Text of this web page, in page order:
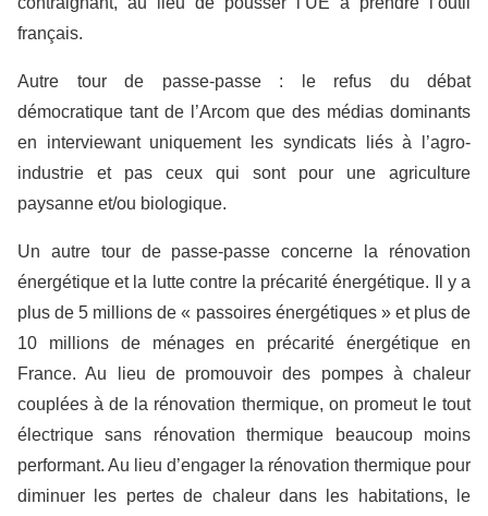
français.
Autre tour de passe-passe : le refus du débat
démocratique tant de l’Arcom que des médias dominants
en interviewant uniquement les syndicats liés à l’agro-
industrie et pas ceux qui sont pour une agriculture
paysanne et/ou biologique.
Un autre tour de passe-passe concerne la rénovation
énergétique et la lutte contre la précarité énergétique. Il y a
plus de 5 millions de « passoires énergétiques » et plus de
10 millions de ménages en précarité énergétique en
France. Au lieu de promouvoir des pompes à chaleur
couplées à de la rénovation thermique, on promeut le tout
électrique sans rénovation thermique beaucoup moins
performant. Au lieu d’engager la rénovation thermique pour
diminuer les pertes de chaleur dans les habitations, le